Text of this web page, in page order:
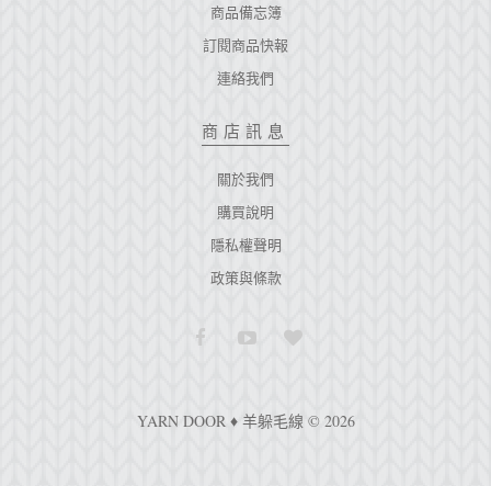
商品備忘簿
訂閱商品快報
連絡我們
商店訊息
關於我們
購買說明
隱私權聲明
政策與條款
YARN DOOR ♦ 羊躲毛線 © 2026